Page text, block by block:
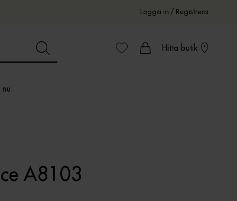
Logga in / Registrera
Hitta butik
A8103